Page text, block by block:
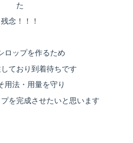
た
残念！！！
ロップを作るため
ており到着待ちです
用法・用量を守り
を完成させたいと思います